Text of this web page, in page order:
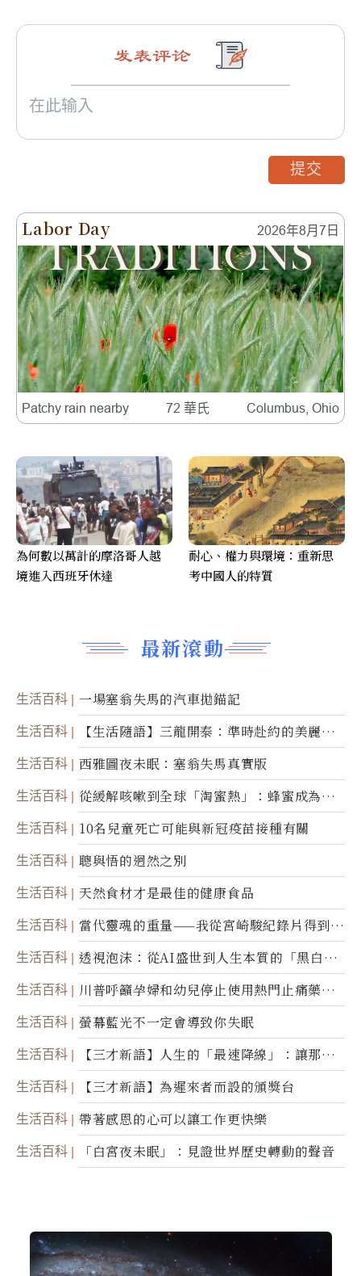
Labor Day 2026年8月7日
Patchy rain nearby 72 華氏 Columbus, Ohio
最新滾動
生活百科 一場塞翁失馬的汽車拋錨記
生活百科
【生活隨語】三龍開泰：準時赴約的美麗震
撼
生活百科 西雅圖夜未眠：塞翁失馬真實版
生活百科
從緩解咳嗽到全球「淘蜜熱」：蜂蜜成為健
康產業前沿商品
生活百科 10名兒童死亡可能與新冠疫苗接種有關
生活百科 聰與悟的迥然之別
生活百科 天然食材才是最佳的健康食品
生活百科
當代靈魂的重量——我從宮崎駿紀錄片得到的
省思
生活百科
透視泡沫：從AI盛世到人生本質的「黑白一
瞬」
生活百科
川普呼籲孕婦和幼兒停止使用熱門止痛藥泰
諾
生活百科 螢幕藍光不一定會導致你失眠
生活百科
【三才新語】人生的「最速降線」：讓那道
光，帶你滑向自己
生活百科 【三才新語】為遲來者而設的頒獎台
生活百科 帶著感恩的心可以讓工作更快樂
生活百科 「白宮夜未眠」：見證世界歷史轉動的聲音
发表评论
提交
為何數以萬計的摩洛哥人越
境進入西班牙休達
耐心、權力與環境：重新思
考中國人的特質